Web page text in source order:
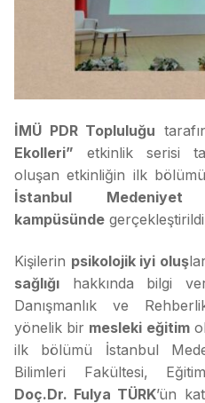
İMÜ PDR Topluluğu
Ekolleri” etkinlik serisi
oluşan etkinliğin ilk bölümü
İstanbul Medeniyet
kampüsünde
Kişilerin psikolojik iyi oluş
sağlığı hakkında bilgi
Danışmanlık ve
yönelik bir mesleki eğitim
ilk bölümü İstanbul
Bilimleri Fakültesi,
Doç.Dr. Fulya TÜRK’ün